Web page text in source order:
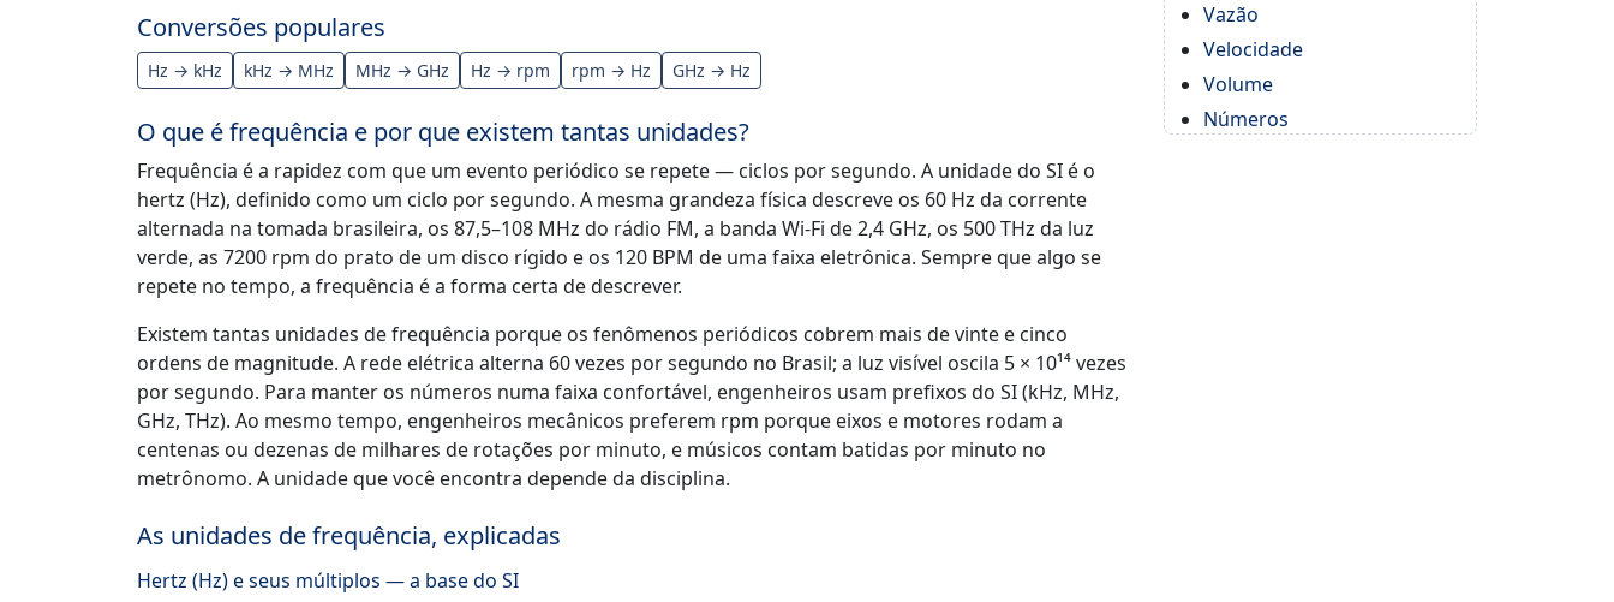
Conversões populares
Hz → kHz kHz → MHz MHz → GHz Hz → rpm rpm → Hz GHz → Hz
O que é frequência e por que existem tantas unidades?
Frequência é a rapidez com que um evento periódico se repete — ciclos por segundo. A unidade do SI é o
hertz (Hz), definido como um ciclo por segundo. A mesma grandeza física descreve os 60 Hz da corrente
alternada na tomada brasileira, os 87,5–108 MHz do rádio FM, a banda Wi-Fi de 2,4 GHz, os 500 THz da luz
verde, as 7200 rpm do prato de um disco rígido e os 120 BPM de uma faixa eletrônica. Sempre que algo se
repete no tempo, a frequência é a forma certa de descrever.
Existem tantas unidades de frequência porque os fenômenos periódicos cobrem mais de vinte e cinco
ordens de magnitude. A rede elétrica alterna 60 vezes por segundo no Brasil; a luz visível oscila 5 × 10¹⁴ vezes
por segundo. Para manter os números numa faixa confortável, engenheiros usam prefixos do SI (kHz, MHz,
GHz, THz). Ao mesmo tempo, engenheiros mecânicos preferem rpm porque eixos e motores rodam a
centenas ou dezenas de milhares de rotações por minuto, e músicos contam batidas por minuto no
metrônomo. A unidade que você encontra depende da disciplina.
As unidades de frequência, explicadas
Hertz (Hz) e seus múltiplos — a base do SI
Vazão
Velocidade
Volume
Números